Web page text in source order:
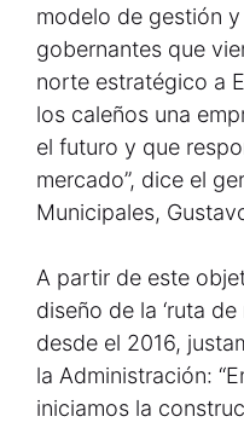
modelo de gestión
gobernantes que
norte estratégico a
los caleños una
el futuro y que
mercado”, dice el
Municipales,
A partir de este
diseño de la ‘ruta
desde el 2016,
la Administración:
iniciamos la